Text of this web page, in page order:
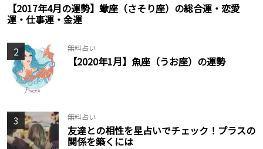
【2017年4月の運勢】蠍座（さそり座）の総合運・恋愛
運・仕事運・金運
2 無料占い
【2020年1月】魚座（うお座）の運勢
3 無料占い
友達との相性を星占いでチェック！プラスの
関係を築くには